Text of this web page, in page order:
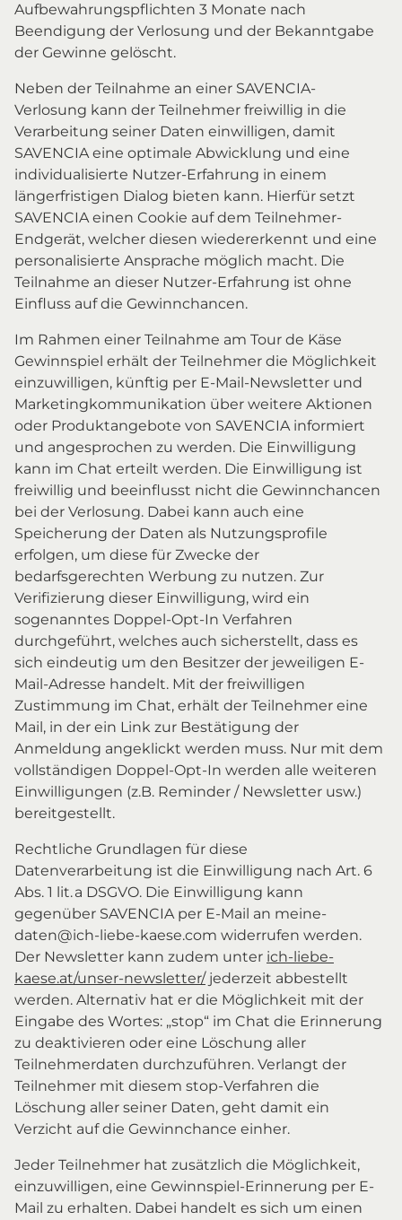
Aufbewahrungspflichten 3 Monate nach
Beendigung der Verlosung und der Bekanntgabe
der Gewinne gelöscht.
Neben der Teilnahme an einer SAVENCIA-
Verlosung kann der Teilnehmer freiwillig in die
Verarbeitung seiner Daten einwilligen, damit
SAVENCIA eine optimale Abwicklung und eine
individualisierte Nutzer-Erfahrung in einem
längerfristigen Dialog bieten kann. Hierfür setzt
SAVENCIA einen Cookie auf dem Teilnehmer-
Endgerät, welcher diesen wiedererkennt und eine
personalisierte Ansprache möglich macht. Die
Teilnahme an dieser Nutzer-Erfahrung ist ohne
Einfluss auf die Gewinnchancen.
Im Rahmen einer Teilnahme am Tour de Käse
Gewinnspiel erhält der Teilnehmer die Möglichkeit
einzuwilligen, künftig per E-Mail-Newsletter und
Marketingkommunikation über weitere Aktionen
oder Produktangebote von SAVENCIA informiert
und angesprochen zu werden. Die Einwilligung
kann im Chat erteilt werden. Die Einwilligung ist
freiwillig und beeinflusst nicht die Gewinnchancen
bei der Verlosung. Dabei kann auch eine
Speicherung der Daten als Nutzungsprofile
erfolgen, um diese für Zwecke der
bedarfsgerechten Werbung zu nutzen. Zur
Verifizierung dieser Einwilligung, wird ein
sogenanntes Doppel-Opt-In Verfahren
durchgeführt, welches auch sicherstellt, dass es
sich eindeutig um den Besitzer der jeweiligen E-
Mail-Adresse handelt. Mit der freiwilligen
Zustimmung im Chat, erhält der Teilnehmer eine
Mail, in der ein Link zur Bestätigung der
Anmeldung angeklickt werden muss. Nur mit dem
vollständigen Doppel-Opt-In werden alle weiteren
Einwilligungen (z.B. Reminder / Newsletter usw.)
bereitgestellt.
Rechtliche Grundlagen für diese
Datenverarbeitung ist die Einwilligung nach Art. 6
Abs. 1 lit. a DSGVO. Die Einwilligung kann
gegenüber SAVENCIA per E-Mail an meine-
daten@ich-liebe-kaese.com widerrufen werden.
Der Newsletter kann zudem unter ich-liebe-
kaese.at/unser-newsletter/jederzeit abbestellt
werden. Alternativ hat er die Möglichkeit mit der
Eingabe des Wortes: „stop“ im Chat die Erinnerung
zu deaktivieren oder eine Löschung aller
Teilnehmerdaten durchzuführen. Verlangt der
Teilnehmer mit diesem stop-Verfahren die
Löschung aller seiner Daten, geht damit ein
Verzicht auf die Gewinnchance einher.
Jeder Teilnehmer hat zusätzlich die Möglichkeit,
einzuwilligen, eine Gewinnspiel-Erinnerung per E-
Mail zu erhalten. Dabei handelt es sich um einen